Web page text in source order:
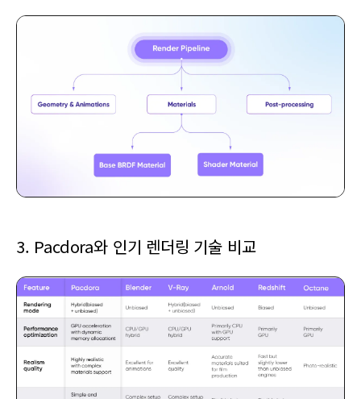
3. Pacdora와 인기 렌더링 기술 비교